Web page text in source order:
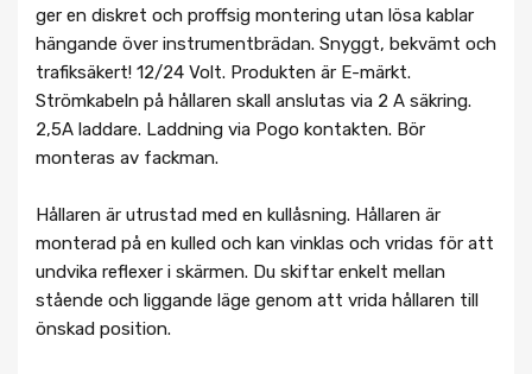
ger en diskret och proffsig montering utan lösa kablar
hängande över instrumentbrädan. Snyggt, bekvämt och
trafiksäkert! 12/24 Volt. Produkten är E-märkt.
Strömkabeln på hållaren skall anslutas via 2 A säkring.
2,5A laddare. Laddning via Pogo kontakten. Bör
monteras av fackman.
Hållaren är utrustad med en kullåsning. Hållaren är
monterad på en kulled och kan vinklas och vridas för att
undvika reflexer i skärmen. Du skiftar enkelt mellan
stående och liggande läge genom att vrida hållaren till
önskad position.